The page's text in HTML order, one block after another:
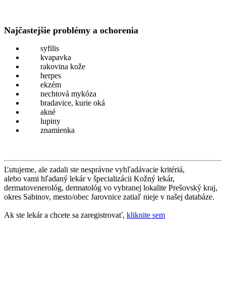
Najčastejšie problémy a ochorenia
syfilis
kvapavka
rakovina kože
herpes
ekzém
nechtová mykóza
bradavice, kurie oká
akné
lupiny
znamienka
Ľutujeme, ale zadali ste nesprávne vyhľadávacie kritériá,
alebo vami hľadaný lekár v špecializácii Kožný lekár,
dermatovenerológ, dermatológ vo vybranej lokalite Prešovský kraj,
okres Sabinov, mesto/obec Jarovnice zatiaľ nieje v našej databáze.
Ak ste lekár a chcete sa zaregistrovať, kliknite sem